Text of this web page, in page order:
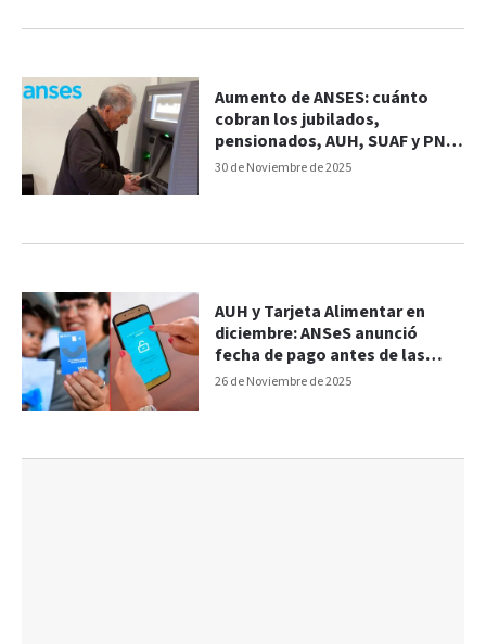
30 de Noviembre de 2025
Aumento de ANSES: cuánto
cobran los jubilados,
pensionados, AUH, SUAF y PNC
en diciembre
26 de Noviembre de 2025
AUH y Tarjeta Alimentar en
diciembre: ANSeS anunció
fecha de pago antes de las
fiestas y cuánto se cobra